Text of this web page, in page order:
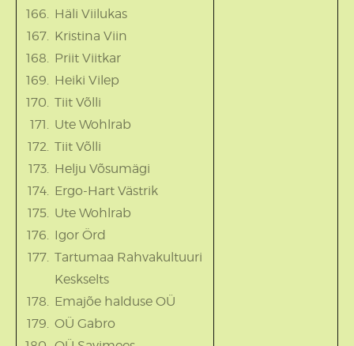
Häli Viilukas
Kristina Viin
Priit Viitkar
Heiki Vilep
Tiit Võlli
Ute Wohlrab
Tiit Võlli
Helju Võsumägi
Ergo-Hart Västrik
Ute Wohlrab
Igor Örd
Tartumaa Rahvakultuuri
Keskselts
Emajõe halduse OÜ
OÜ Gabro